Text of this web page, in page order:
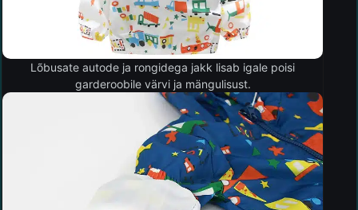
Lõbusate autode ja rongidega jakk lisab igale poisi
garderoobile värvi ja mängulisust.